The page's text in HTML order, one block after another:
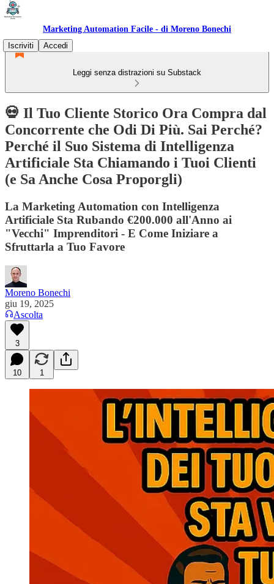
Marketing Automation Facile - di Moreno Bonechi
Iscriviti
Accedi
Leggi senza distrazioni su Substack
💀 Il Tuo Cliente Storico Ora Compra dal
Concorrente che Odi Di Più. Sai Perché?
Perché il Suo Sistema di Intelligenza
Artificiale Sta Chiamando i Tuoi Clienti
(e Sa Anche Cosa Proporgli)
La Marketing Automation con Intelligenza
Artificiale Sta Rubando €200.000 all'Anno ai
"Vecchi" Imprenditori - E Come Iniziare a
Sfruttarla a Tuo Favore
Moreno Bonechi
giu 19, 2025
Ascolta
3
10 1